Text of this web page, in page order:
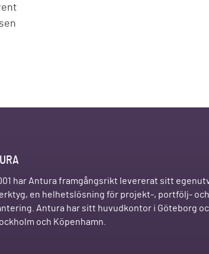
har Antura framgångsrikt levererat sitt
en helhetslösning för projekt-, portfölj- och
Antura har sitt huvudkontor i Göteborg
och Köpenhamn.